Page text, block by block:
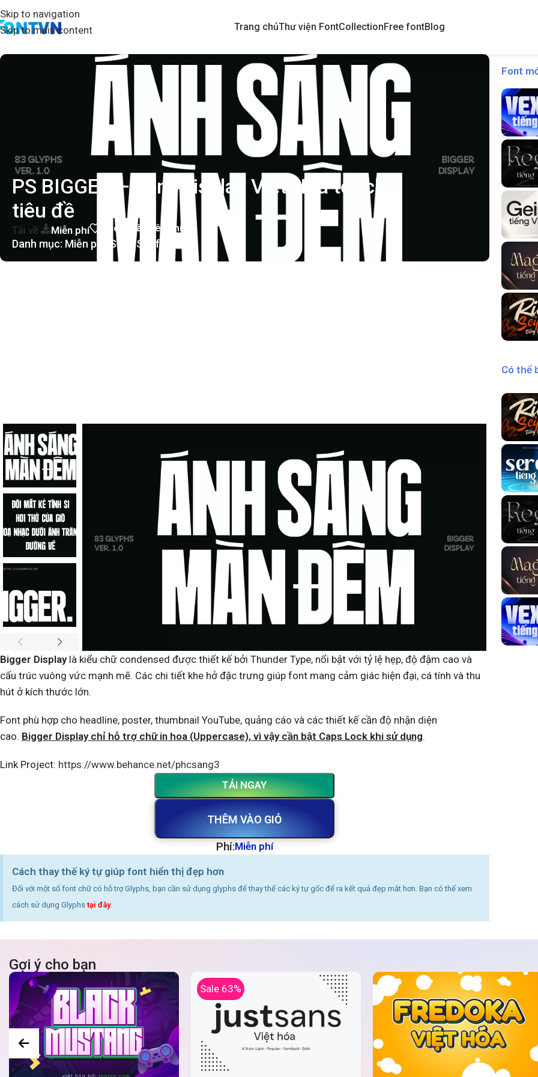
Skip to navigation
Skip to main content
Trang chủThư viện FontCollectionFree fontBlog
PS BIGGER – Font Display Việt Hoá tốt cho
tiêu đề
Tải về Miễn phí Thêm vào yêu thích
Danh mục: Miễn phí Sans Serif
Bigger Displaylà kiểu chữ condensed được thiết kế bởi Thunder Type, nổi bật với tỷ lệ hẹp, độ đậm cao và
cấu trúc vuông vức mạnh mẽ. Các chi tiết khe hở đặc trưng giúp font mang cảm giác hiện đại, cá tính và thu
hút ở kích thước lớn.
Font phù hợp cho headline, poster, thumbnail YouTube, quảng cáo và các thiết kế cần độ nhận diện
cao. Bigger Display chỉ hỗ trợ chữ in hoa (Uppercase), vì vậy cần bật Caps Lock khi sử dụng.
Link Project: https://www.behance.net/phcsang3
THÊM VÀO GIỎ
TẢI NGAY
Phí:Miễn phí
Cách thay thế ký tự giúp font hiển thị đẹp hơn
Đối với một số font chữ có hỗ trợ Glyphs, bạn cần sử dụng glyphs để thay thể các ký tự gốc để ra kết quả đẹp mắt hơn. Bạn có thể xem
cách sử dụng Glyphs tại đây.
Font
Có thể
Gợi ý cho bạn
Sale 63%